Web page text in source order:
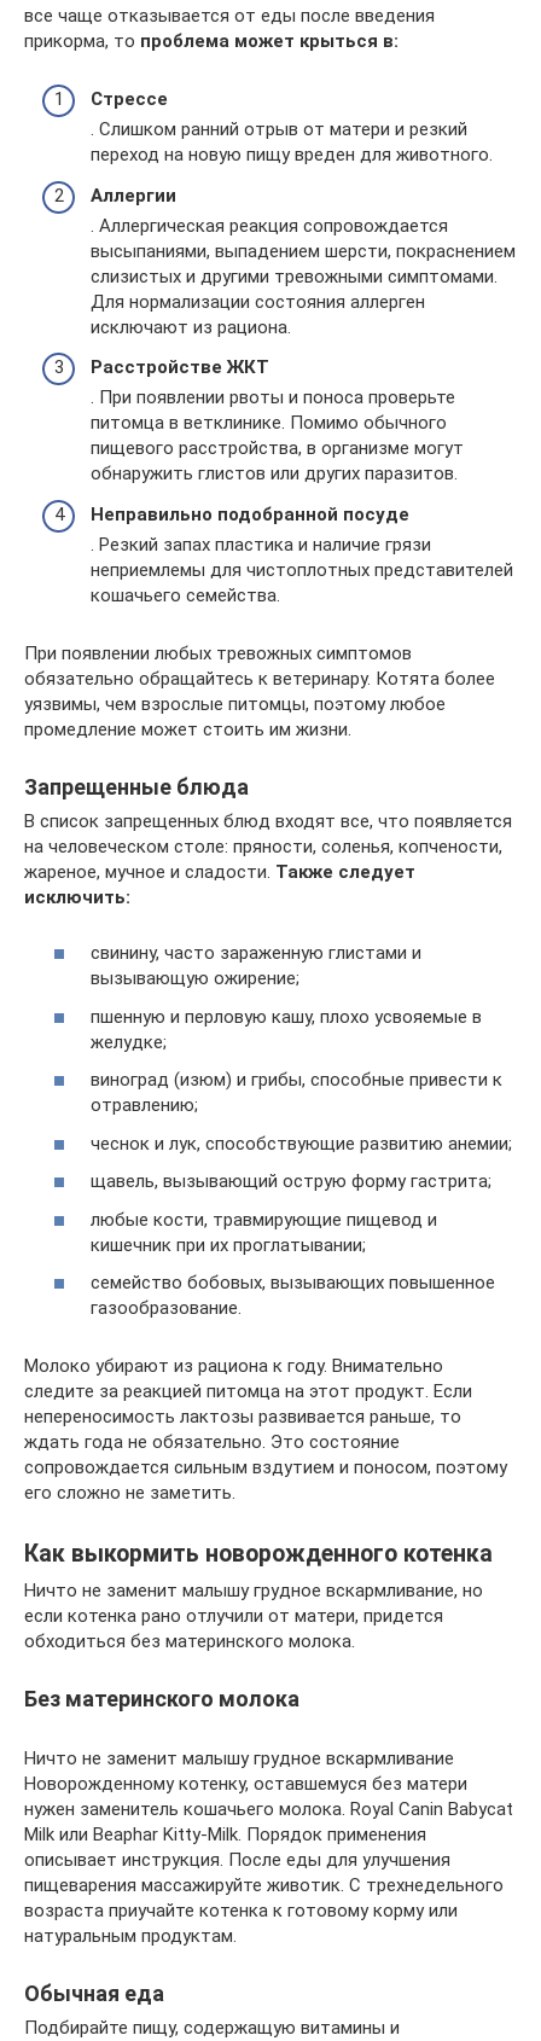
все чаще отказывается от еды после введения
прикорма, то проблема может крыться в:
Стрессе
. Слишком ранний отрыв от матери и резкий
переход на новую пищу вреден для животного.
Аллергии
. Аллергическая реакция сопровождается
высыпаниями, выпадением шерсти, покраснением
слизистых и другими тревожными симптомами.
Для нормализации состояния аллерген
исключают из рациона.
Расстройстве ЖКТ
. При появлении рвоты и поноса проверьте
питомца в ветклинике. Помимо обычного
пищевого расстройства, в организме могут
обнаружить глистов или других паразитов.
Неправильно подобранной посуде
. Резкий запах пластика и наличие грязи
неприемлемы для чистоплотных представителей
кошачьего семейства.
При появлении любых тревожных симптомов
обязательно обращайтесь к ветеринару. Котята более
уязвимы, чем взрослые питомцы, поэтому любое
промедление может стоить им жизни.
Запрещенные блюда
В список запрещенных блюд входят все, что появляется
на человеческом столе: пряности, соленья, копчености,
жареное, мучное и сладости. Также следует
исключить:
свинину, часто зараженную глистами и
вызывающую ожирение;
пшенную и перловую кашу, плохо усвояемые в
желудке;
виноград (изюм) и грибы, способные привести к
отравлению;
чеснок и лук, способствующие развитию анемии;
щавель, вызывающий острую форму гастрита;
любые кости, травмирующие пищевод и
кишечник при их проглатывании;
семейство бобовых, вызывающих повышенное
газообразование.
Молоко убирают из рациона к году. Внимательно
следите за реакцией питомца на этот продукт. Если
непереносимость лактозы развивается раньше, то
ждать года не обязательно. Это состояние
сопровождается сильным вздутием и поносом, поэтому
его сложно не заметить.
Как выкормить новорожденного котенка
Ничто не заменит малышу грудное вскармливание, но
если котенка рано отлучили от матери, придется
обходиться без материнского молока.
Без материнского молока
Ничто не заменит малышу грудное вскармливание
Новорожденному котенку, оставшемуся без матери
нужен заменитель кошачьего молока. Royal Canin Babycat
Milk или Beaphar Kitty-Milk. Порядок применения
описывает инструкция. После еды для улучшения
пищеварения массажируйте животик. С трехнедельного
возраста приучайте котенка к готовому корму или
натуральным продуктам.
Обычная еда
Подбирайте пищу, содержащую витамины и